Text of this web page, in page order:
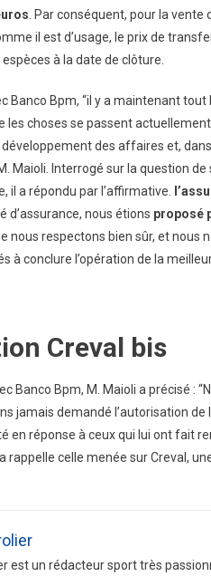
. Par conséquent, pour la
il est d’usage, le prix de
à la date de clôture.
Bpm, “il y a maintenant tout
les choses se passent
des affaires et,
Maioli. Interrogé sur la question
il a répondu par l’affirmative.
d’assurance, nous étions proposé
nous respectons bien sûr, et nous
à conclure l’opération de la
Creval bis
Banco Bpm, M. Maioli a précisé :
jamais demandé l’autorisation de
en réponse à ceux qui lui ont fait
rappelle celle menée sur Creval,
estun rédacteursporttrès passion